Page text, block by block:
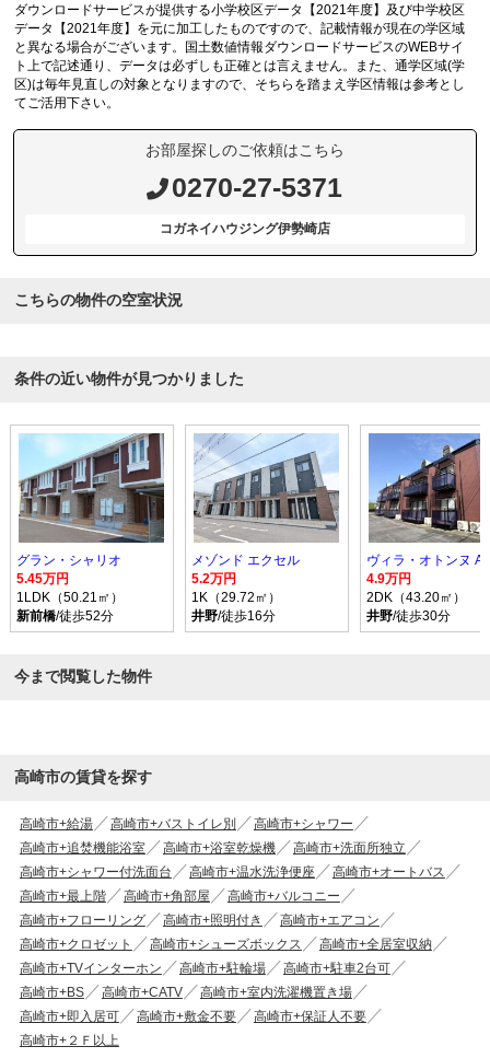
ダウンロードサービスが提供する小学校区データ【2021年度】及び中学校区
データ【2021年度】を元に加工したものですので、記載情報が現在の学区域
と異なる場合がございます。国土数値情報ダウンロードサービスのWEBサイ
ト上で記述通り、データは必ずしも正確とは言えません。また、通学区域(学
区)は毎年見直しの対象となりますので、そちらを踏まえ学区情報は参考とし
てご活用下さい。
お部屋探しのご依頼はこちら
0270-27-5371
コガネイハウジング伊勢崎店
こちらの物件の空室状況
条件の近い物件が見つかりました
グラン・シャリオ
5.45万円
1LDK（50.21㎡）
新前橋/徒歩52分
メゾンド エクセル
5.2万円
1K（29.72㎡）
井野/徒歩16分
ヴィラ・オトンヌ A
4.9万円
2DK（43.20㎡）
井野/徒歩30分
今まで閲覧した物件
高崎市の賃貸を探す
高崎市+給湯 高崎市+バストイレ別
高崎市+シャワー
高崎市+追焚機能浴室
高崎市+浴室乾燥機
高崎市+洗面所独立
高崎市+シャワー付洗面台
高崎市+温水洗浄便座
高崎市+オートバス
高崎市+最上階
高崎市+角部屋
高崎市+バルコニー
高崎市+フローリング
高崎市+照明付き
高崎市+エアコン
高崎市+クロゼット
高崎市+シューズボックス
高崎市+全居室収納
高崎市+TVインターホン
高崎市+駐輪場
高崎市+駐車2台可
高崎市+BS
高崎市+CATV
高崎市+室内洗濯機置き場
高崎市+即入居可
高崎市+敷金不要
高崎市+保証人不要
高崎市+２Ｆ以上